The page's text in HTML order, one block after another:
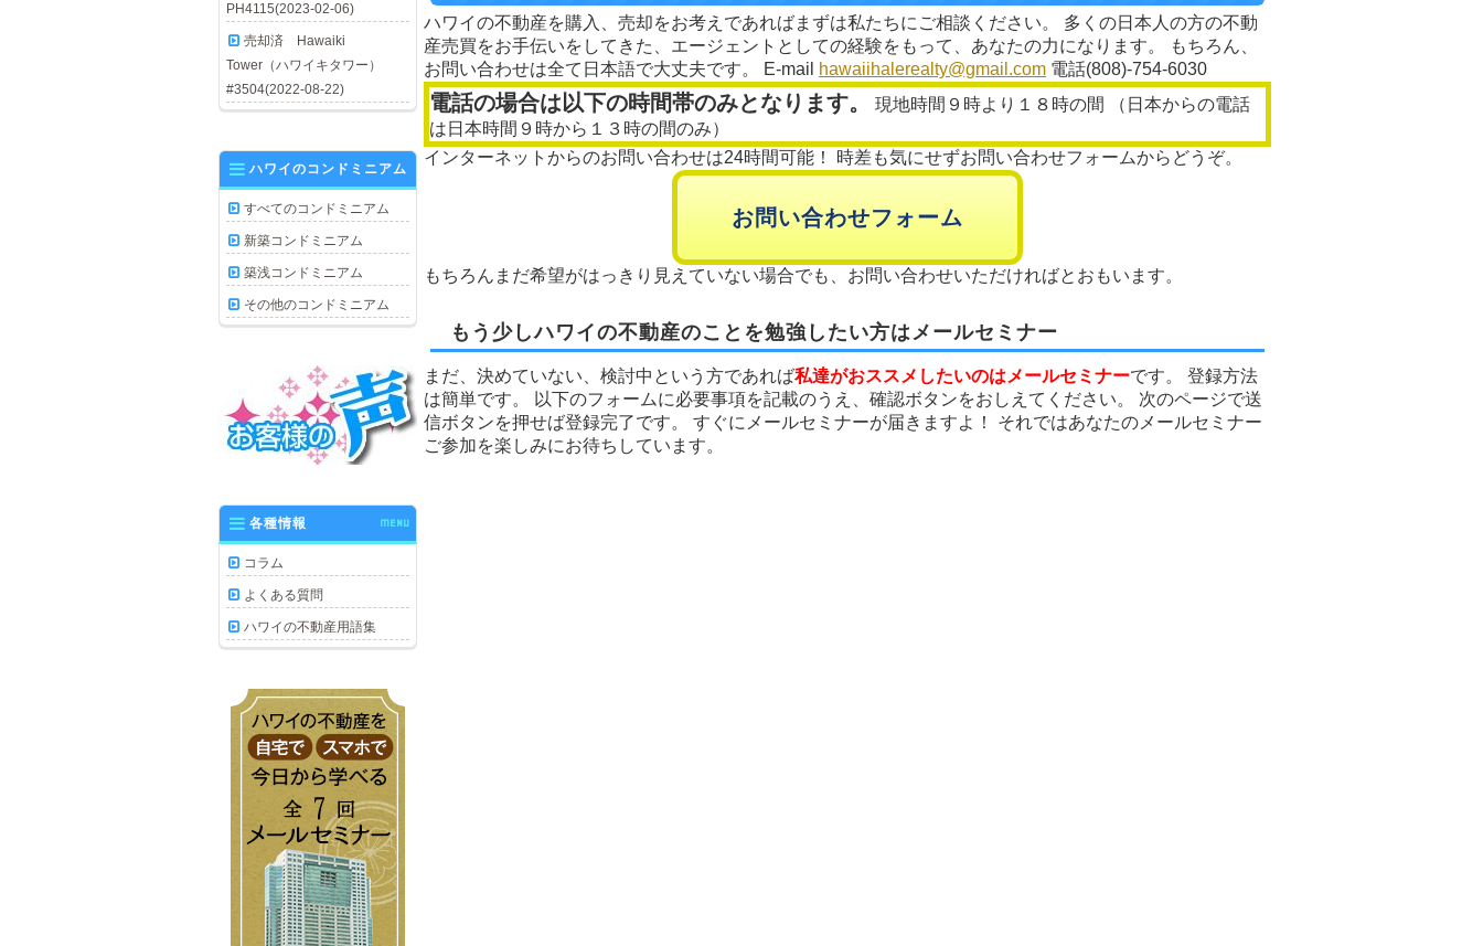
ハワイの不動産を購入、売却をお考えであればまずは私たちにご相談ください。 多くの日本人の方の不動
産売買をお手伝いをしてきた、エージェントとしての経験をもって、あなたの力になります。 もちろん、
お問い合わせは全て日本語で大丈夫です。 E-mail
hawaiihalerealty@gmail.com 電話(808)-754-6030
電話の場合は以下の時間帯のみとなります。
現地時間９時より１８時の間 （日本からの電話
は日本時間９時から１３時の間のみ）
インターネットからのお問い合わせは24時間可能！ 時差も気にせずお問い合わせフォームからどうぞ。
お問い合わせフォーム
もちろんまだ希望がはっきり見えていない場合でも、お問い合わせいただければとおもいます。
もう少しハワイの不動産のことを勉強したい方はメールセミナー
まだ、決めていない、検討中という方であれば私達がおススメしたいのはメールセミナーです。 登録方法
は簡単です。 以下のフォームに必要事項を記載のうえ、確認ボタンをおしえてください。 次のページで送
信ボタンを押せば登録完了です。 すぐにメールセミナーが届きますよ！ それではあなたのメールセミナー
ご参加を楽しみにお待ちしています。
PH4115(2023-02-06)
売却済 Hawaiki
Tower（ハワイキタワー）
#3504(2022-08-22)
ハワイのコンドミニアム
すべてのコンドミニアム
新築コンドミニアム
築浅コンドミニアム
その他のコンドミニアム
各種情報 MENU
コラム
よくある質問
ハワイの不動産用語集